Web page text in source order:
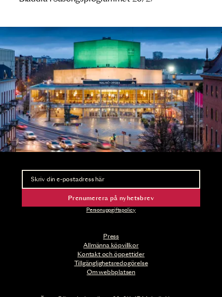
Press
Allmänna köpvillkor
Kontakt och öppettider
Tillgänglighetsredogörelse
Om webbplatsen
Nyhetsbrev
Ta del av förhandsinformation och biljettsläpp.
Prenumerera på nyhetsbrev
Personuppgiftspolicy